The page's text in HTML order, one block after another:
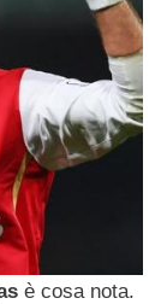
è cosa nota.